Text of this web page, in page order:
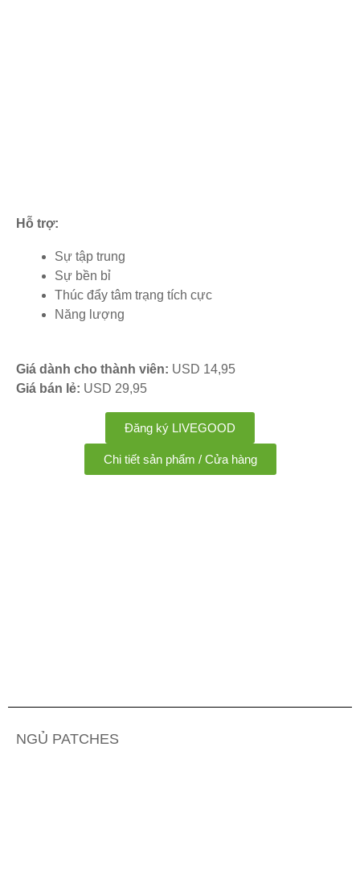
Hỗ trợ:
Sự tập trung
Sự bền bỉ
Thúc đẩy tâm trạng tích cực
Năng lượng
Giá dành cho thành viên: USD 14,95
Giá bán lẻ: USD 29,95
Đăng ký LIVEGOOD
Chi tiết sản phẩm / Cửa hàng
NGỦ PATCHES